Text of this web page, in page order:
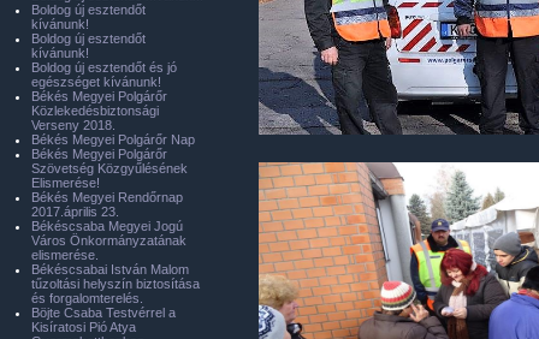
Boldog új esztendőt
kívánunk!
Boldog új esztendőt
kívánunk!
Boldog új esztendőt és jó
egészséget kívánunk!
Békés Megyei Polgárőr
Közlekedésbiztonsági
Verseny 2018.
Békés Megyei Polgárőr Nap
Békés Megyei Polgárőr
Szövetség Közgyűlésének
Elismerése!
Békés Megyei Rendőrnap
2017.április 23.
Békéscsaba Megyei Jogú
Város Önkormányzatának
elismerése.
Békéscsabai István Malom
tűzoltási helyszín biztosítása
és forgalomterelés.
Böjte Csaba Testvérrel a
Kisíratosi Pió Atya